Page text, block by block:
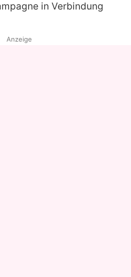
in Verbindung
Anzeige